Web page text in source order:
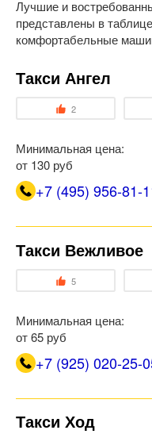
Лучшие и
представлены в
комфортабельные
Такси Ангел
2
Минимальная цена:
от 130 руб
+7 (495) 956-81-
Такси Вежливое
5
Минимальная цена:
от 65 руб
+7 (925) 020-25-
Такси Ход